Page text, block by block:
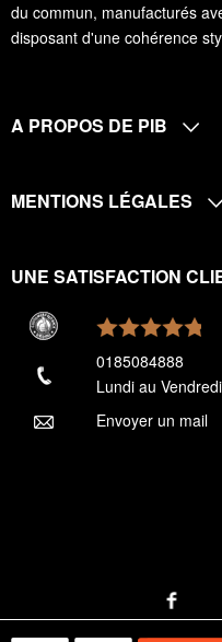
du commun, manufacturés
disposant d'une cohérence
A PROPOS DE PIB
MENTIONS LÉGALES
UNE SATISFACTION
0185084888
Lundi au
Envoyer un mail